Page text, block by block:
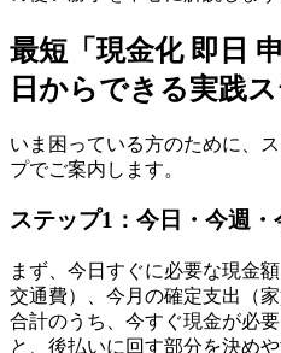
最短「現金化 即日
日からできる実践
いま困っている方のために、
プでご案内します。
ステップ1：今日・今週
まず、今日すぐに必要な現金
交通費）、今月の確定支出（
合計のうち、今すぐ現金が必
と、後払いに回す部分を決めや